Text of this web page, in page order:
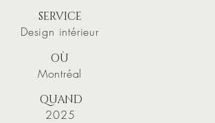
SERVICE
Design intérieur
OÙ
Montréal
QUAND
2025